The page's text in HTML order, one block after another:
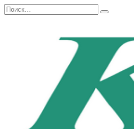
Перейти
к
Search
for: